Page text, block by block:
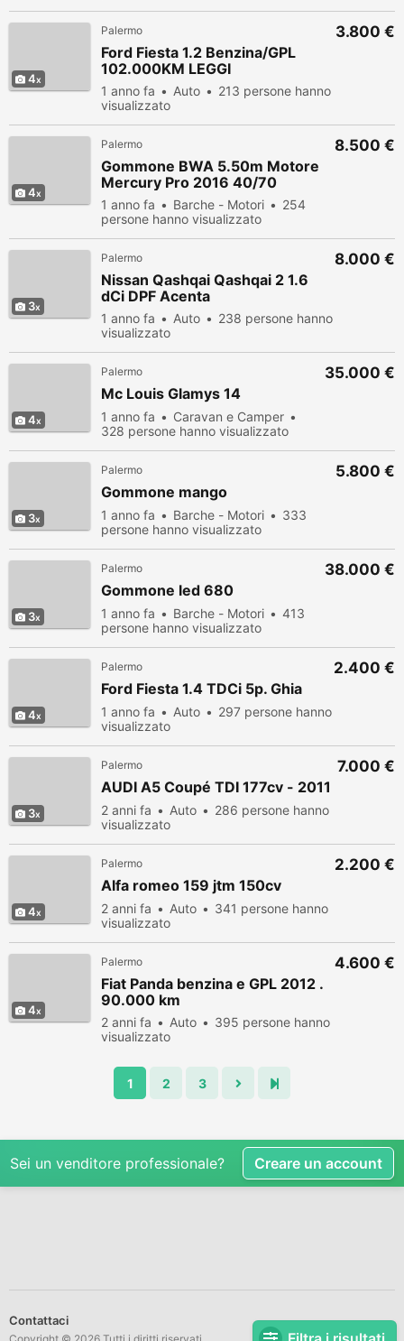
4
Palermo
Ford Fiesta 1.2 Benzina/GPL
102.000KM LEGGI
1 anno fa Auto
213 persone hanno
visualizzato
3.800 €
4
Palermo
Gommone BWA 5.50m Motore
Mercury Pro 2016 40/70
1 anno fa Barche - Motori
254
persone hanno visualizzato
8.500 €
3
Palermo
Nissan Qashqai Qashqai 2 1.6
dCi DPF Acenta
1 anno fa Auto
238 persone hanno
visualizzato
8.000 €
4
Palermo
Mc Louis Glamys 14
1 anno fa
Caravan e Camper
328 persone hanno visualizzato
35.000 €
3
Palermo
Gommone mango
1 anno fa Barche - Motori
333
persone hanno visualizzato
5.800 €
3
Palermo
Gommone led 680
1 anno fa Barche - Motori
413
persone hanno visualizzato
38.000 €
4
Palermo
Ford Fiesta 1.4 TDCi 5p. Ghia
1 anno fa Auto
297 persone hanno
visualizzato
2.400 €
3
Palermo
AUDI A5 Coupé TDI 177cv - 2011
2 anni fa Auto
286 persone hanno
visualizzato
7.000 €
4
Palermo
Alfa romeo 159 jtm 150cv
2 anni fa Auto
341 persone hanno
visualizzato
2.200 €
4
Palermo
Fiat Panda benzina e GPL 2012 .
90.000 km
2 anni fa Auto
395 persone hanno
visualizzato
4.600 €
1 2 3
Sei un venditore professionale? Creare un account
Contattaci